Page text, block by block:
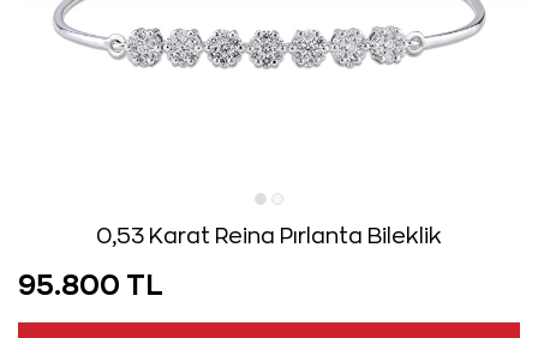
0,53 Karat Reina Pırlanta Bileklik
95.800 TL